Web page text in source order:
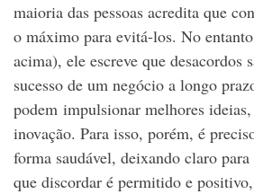
maioria das pessoas acredita que
o máximo para evitá-los. No
acima), ele escreve que desacordos
sucesso de um negócio a longo
podem impulsionar melhores
inovação. Para isso, porém, é
forma saudável, deixando claro
que discordar é permitido e